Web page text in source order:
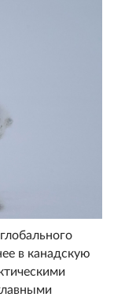
в канадскую